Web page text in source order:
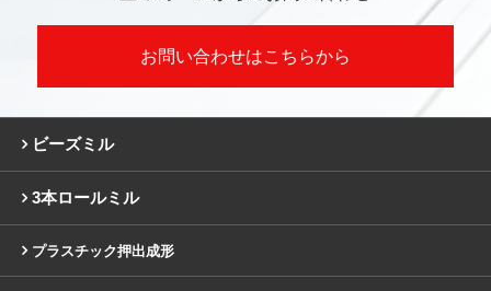
お問い合わせはこちらから
ビーズミル
3本ロールミル
プラスチック押出成形